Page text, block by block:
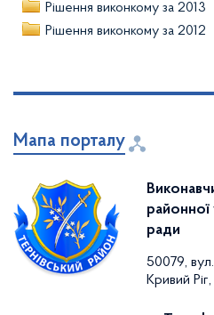
Рішення виконкому за 2013
Рішення виконкому за 2012
Мапа порталу
районної
ради
50079,
Кривий